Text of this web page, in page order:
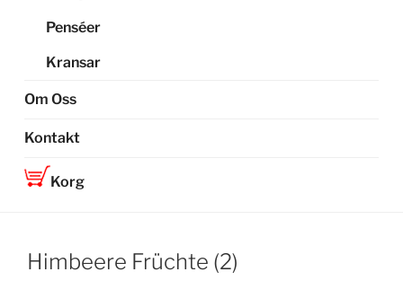
Penséer
Kransar
Om Oss
Kontakt
Korg
Himbeere Früchte (2)